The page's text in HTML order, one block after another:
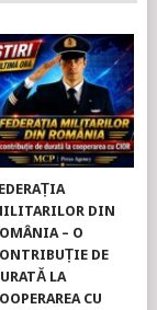
DIN
– O
DE
LA
CU